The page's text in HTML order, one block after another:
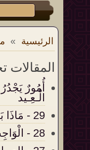
الرئيسية »
أُمُورٌ يَجْدُرُ
الْـعِـيد
29 - مَاذَا بَعْـدَ رَمَضَان
28 - الْوَاجِبُ فِي خِتَامِ الشَّهْـر